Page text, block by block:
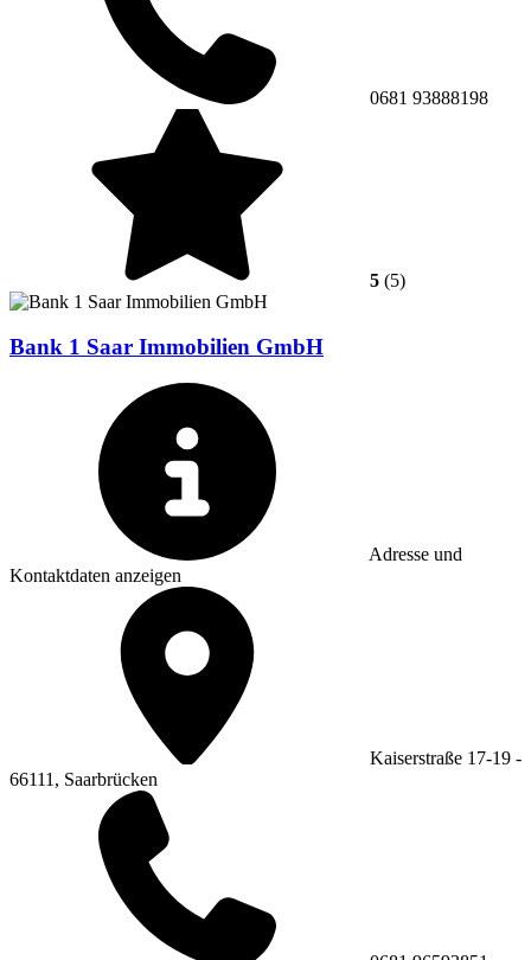
0681 93888198
5 (5)
Bank 1 Saar Immobilien GmbH
Adresse und
Kontaktdaten anzeigen
Kaiserstraße 17-19 -
66111, Saarbrücken